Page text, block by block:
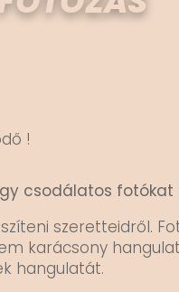
!
csodálatos
szeretteidről.
karácsony
hangulatát.